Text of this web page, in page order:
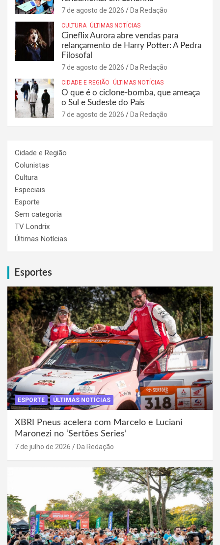
7 de agosto de 2026 Da Redação
CULTURA ÚLTIMAS NOTÍCIAS
Cineflix Aurora abre vendas para
relançamento de Harry Potter: A Pedra
Filosofal
7 de agosto de 2026 Da Redação
CIDADE E REGIÃO ÚLTIMAS NOTÍCIAS
O que é o ciclone-bomba, que ameaça
o Sul e Sudeste do País
7 de agosto de 2026 Da Redação
Cidade e Região
Colunistas
Cultura
Especiais
Esporte
Sem categoria
TV Londrix
Últimas Notícias
Esportes
ESPORTE ÚLTIMAS NOTÍCIAS
XBRI Pneus acelera com Marcelo e Luciani
Maronezi no ‘Sertões Series’
7 de julho de 2026 Da Redação